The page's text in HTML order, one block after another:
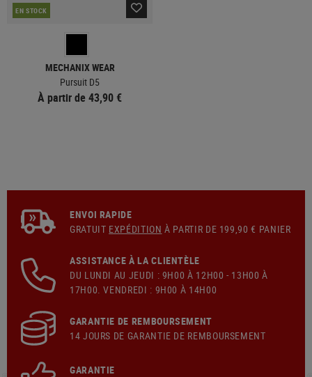
EN STOCK
MECHANIX WEAR
Pursuit D5
À partir de 43,90 €
ENVOI RAPIDE
GRATUIT EXPÉDITION À PARTIR DE 199,90 € PANIER
ASSISTANCE À LA CLIENTÈLE
DU LUNDI AU JEUDI : 9H00 À 12H00 - 13H00 À
17H00. VENDREDI : 9H00 À 14H00
GARANTIE DE REMBOURSEMENT
14 JOURS DE GARANTIE DE REMBOURSEMENT
GARANTIE